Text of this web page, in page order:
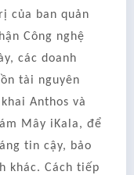
của ban quản
Công nghệ
các doanh
tài nguyên
Anthos và
Mây iKala, để
tin cậy, bảo
khác. Cách tiếp